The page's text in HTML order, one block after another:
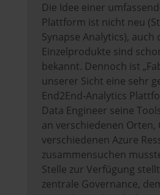
Die Idee einer
Plattform ist nicht neu
Synapse Analytics), auch
Einzelprodukte sind
bekannt. Dennoch ist
unserer Sicht eine sehr
End2End-Analytics
Data Engineer seine
an verschiedenen Orten,
verschiedenen Azure
zusammensuchen
Stelle zur Verfügung
zentrale Governance,